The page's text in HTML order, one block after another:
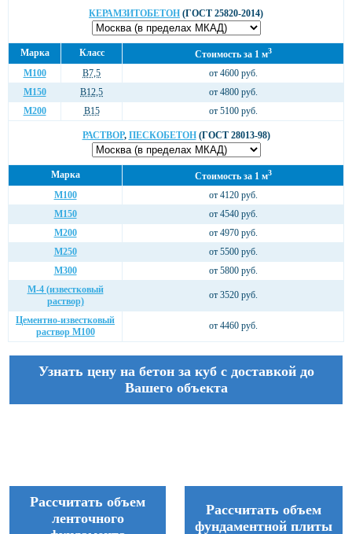
КЕРАМЗИТОБЕТОН (ГОСТ 25820-2014)
Марка Класс Стоимость за 1 м3
М100 В7,5
от 4600 руб.
М150
В12,5
от 4800 руб.
М200
В15 от 5100 руб.
РАСТВОР, ПЕСКОБЕТОН(ГОСТ 28013-98)
Марка Стоимость за 1 м3
М100
от 4120 руб.
М150
от 4540 руб.
М200
от 4970 руб.
М250
от 5500 руб.
М300
от 5800 руб.
М-4 (известковый
раствор)
от 3520 руб.
Цементно-известковый
раствор М100
от 4460 руб.
Узнать цену на бетон за куб с доставкой до
Вашего объекта
Рассчитать объем
ленточного
Рассчитать объем
фундаментной плиты